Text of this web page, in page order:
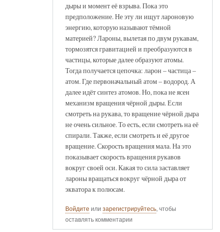
дыры и момент её взрыва. Пока это
предположение. Не эту ли ищут лароновую
энергию, которую называют тёмной
материей? Лароны, вылетая по двум рукавам,
тормозятся гравитацией и преобразуются в
частицы, которые далее образуют атомы.
Тогда получается цепочка: ларон – частица –
атом. Где первоначальный атом – водород. А
далее идёт синтез атомов. Но, пока не ясен
механизм вращения чёрной дыры. Если
смотреть на рукава, то вращение чёрной дыра
не очень сильное. То есть, если смотреть на её
спирали. Также, если смотреть и её другое
вращение. Скорость вращения мала. На это
показывает скорость вращения рукавов
вокруг своей оси. Какая то сила заставляет
лароны вращаться вокруг чёрной дыра от
экватора к полюсам.
Войдите или зарегистрируйтесь, чтобы
оставлять комментарии